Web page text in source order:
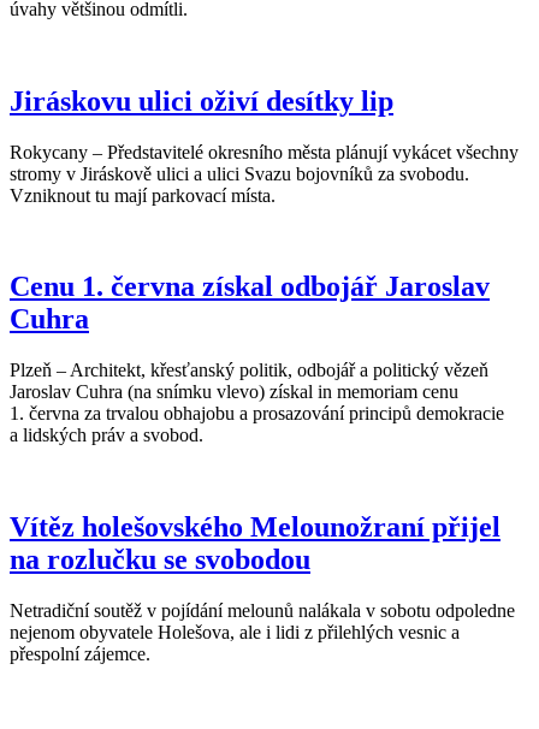
úvahy většinou odmítli.
Jiráskovu ulici oživí desítky lip
Rokycany – Představitelé okresního města plánují vykácet všechny
stromy v Jiráskově ulici a ulici Svazu bojovníků za svobodu.
Vzniknout tu mají parkovací místa.
Cenu 1. června získal odbojář Jaroslav
Cuhra
Plzeň – Architekt, křesťanský politik, odbojář a politický vězeň
Jaroslav Cuhra (na snímku vlevo) získal in memoriam cenu
1. června za trvalou obhajobu a prosazování principů demokracie
a lidských práv a svobod.
Vítěz holešovského Melounožraní přijel
na rozlučku se svobodou
Netradiční soutěž v pojídání melounů nalákala v sobotu odpoledne
nejenom obyvatele Holešova, ale i lidi z přilehlých vesnic a
přespolní zájemce.